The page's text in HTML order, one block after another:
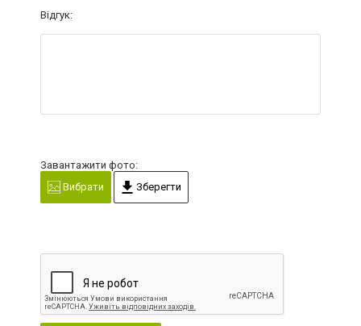
Відгук:
Завантажити фото:
Вибрати
Зберегти